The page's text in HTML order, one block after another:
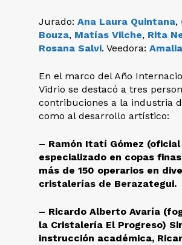
Jurado:Ana Laura Quintana,
Bouza, Matías Vilche, Rita
Rosana Salvi. Veedora:
En el marco del Año
Vidrio se destacó a tres
contribuciones a la industria
como al desarrollo artístico:
– Ramón Itatí Gómez (oficial
especializado en copas
más de 150 operarios en
cristalerías de Berazategui.
– Ricardo Alberto Avaría
la Cristalería El Progreso)
instrucción académica,